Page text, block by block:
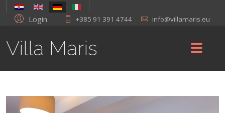
Login +385 91 391 4744 info@villamaris.eu
Villa Maris